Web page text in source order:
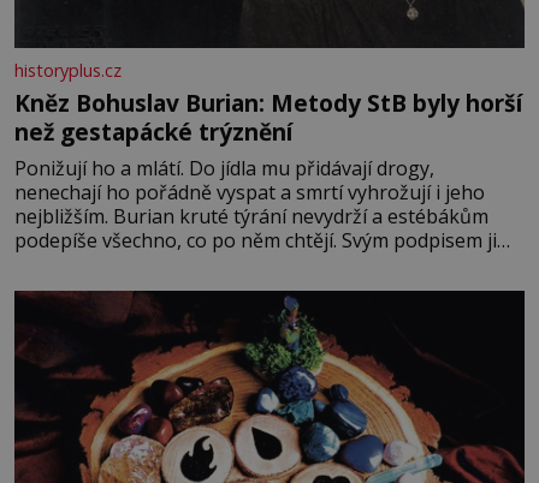
historyplus.cz
Kněz Bohuslav Burian: Metody StB byly horší
než gestapácké trýznění
Ponižují ho a mlátí. Do jídla mu přidávají drogy,
nenechají ho pořádně vyspat a smrtí vyhrožují i jeho
nejbližším. Burian kruté týrání nevydrží a estébákům
podepíše všechno, co po něm chtějí. Svým podpisem jim
fyzický ani psychický nátlak. Syn brněnského řezníka
chce být knězem a